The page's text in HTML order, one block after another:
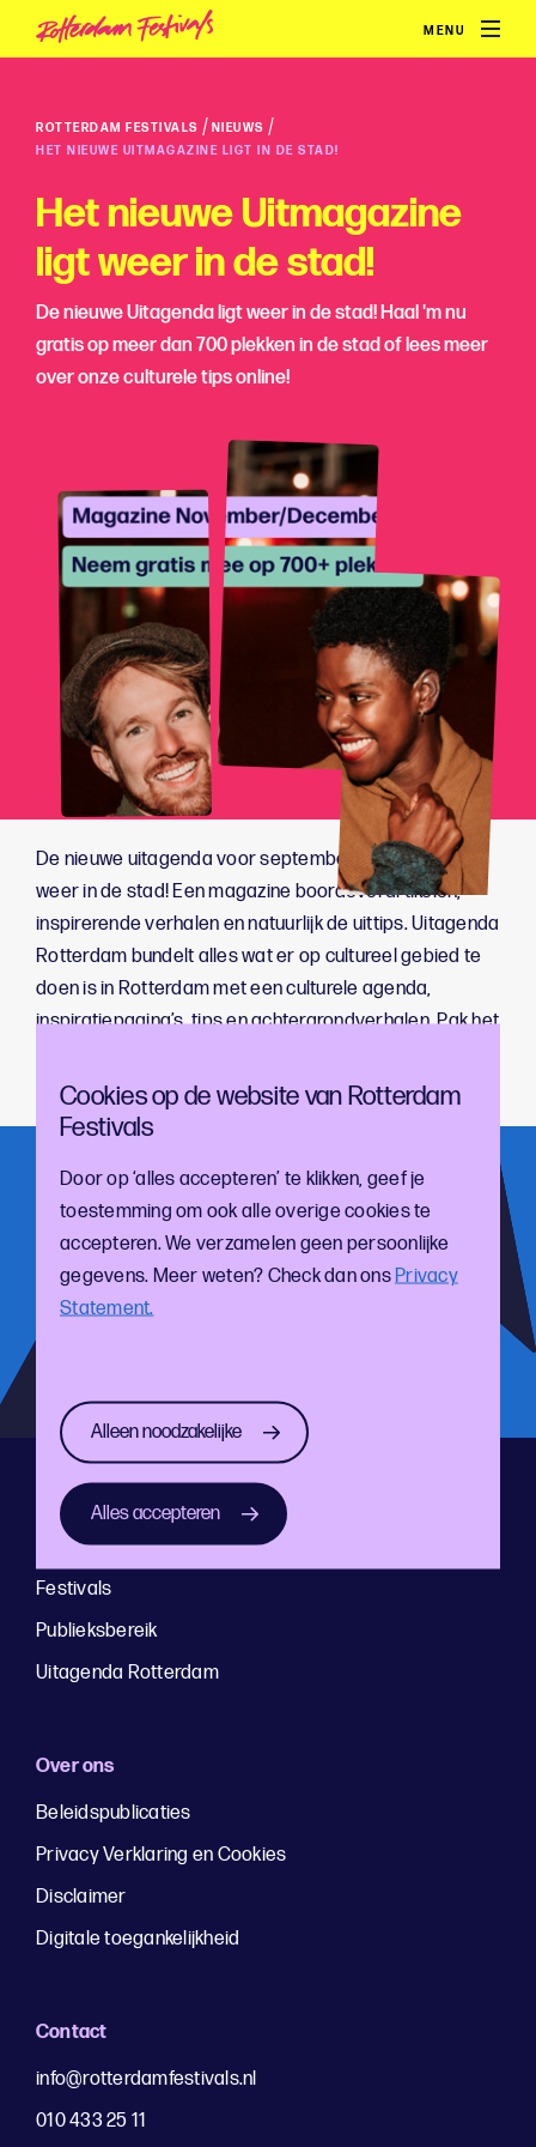
Cookies op de website van Rotterdam
Festivals
Door op ‘alles accepteren’ te klikken, geef je
toestemming om ook alle overige cookies te
accepteren. We verzamelen geen persoonlijke
gegevens. Meer weten? Check dan onsPrivacy
Statement.
Alleen noodzakelijke
Alles accepteren
MENU
ROTTERDAM FESTIVALS / NIEUWS /
HET NIEUWE UITMAGAZINE LIGT IN DE STAD!
Het nieuwe Uitmagazine
ligt weer in de stad!
De nieuwe Uitagenda ligt weer in de stad! Haal 'm nu
gratis op meer dan 700 plekken in de stad of lees meer
over onze culturele tips online!
De nieuwe uitagenda voor september/oktober ligt
weer in de stad! Een magazine boordevol artikelen,
inspirerende verhalen en natuurlijk de uittips. Uitagenda
Rotterdam bundelt alles wat er op cultureel gebied te
doen is in Rotterdam met een culturele agenda,
inspiratiepagina’s, tips en achtergrondverhalen. Pak het
stad of lees meer over onze culturele tipsonline!
Meld je aan voor onze nieuwsbrief!
En blijf op de hoogte van de laatste cultuur- en
festivalontwikkelingen
Direct naar
Home
Festivals
Publieksbereik
Uitagenda Rotterdam
Over ons
Beleidspublicaties
Privacy Verklaring en Cookies
Disclaimer
Digitale toegankelijkheid
Contact
info@rotterdamfestivals.nl
010 433 25 11